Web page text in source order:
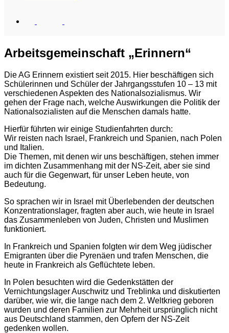
Arbeitsgemeinschaft „Erinnern“
Die AG Erinnern existiert seit 2015. Hier beschäftigen sich
Schülerinnen und Schüler der Jahrgangsstufen 10 – 13 mit
verschiedenen Aspekten des Nationalsozialismus. Wir
gehen der Frage nach, welche Auswirkungen die Politik der
Nationalsozialisten auf die Menschen damals hatte.
Hierfür führten wir einige Studienfahrten durch:
Wir reisten nach Israel, Frankreich und Spanien, nach Polen
und Italien.
Die Themen, mit denen wir uns beschäftigen, stehen immer
im dichten Zusammenhang mit der NS-Zeit, aber sie sind
auch für die Gegenwart, für unser Leben heute, von
Bedeutung.
So sprachen wir in Israel mit Überlebenden der deutschen
Konzentrationslager, fragten aber auch, wie heute in Israel
das Zusammenleben von Juden, Christen und Muslimen
funktioniert.
In Frankreich und Spanien folgten wir dem Weg jüdischer
Emigranten über die Pyrenäen und trafen Menschen, die
heute in Frankreich als Geflüchtete leben.
In Polen besuchten wird die Gedenkstätten der
Vernichtungslager Auschwitz und Treblinka und diskutierten
darüber, wie wir, die lange nach dem 2. Weltkrieg geboren
wurden und deren Familien zur Mehrheit ursprünglich nicht
aus Deutschland stammen, den Opfern der NS-Zeit
gedenken wollen.